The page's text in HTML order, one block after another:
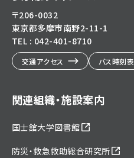
〒206-0032
東京都多摩市南野2-11-1
TEL : 042-401-8710
交通アクセス バス時刻表
関連組織・施設案内
国士舘大学図書館
防災・救急救助総合研究所